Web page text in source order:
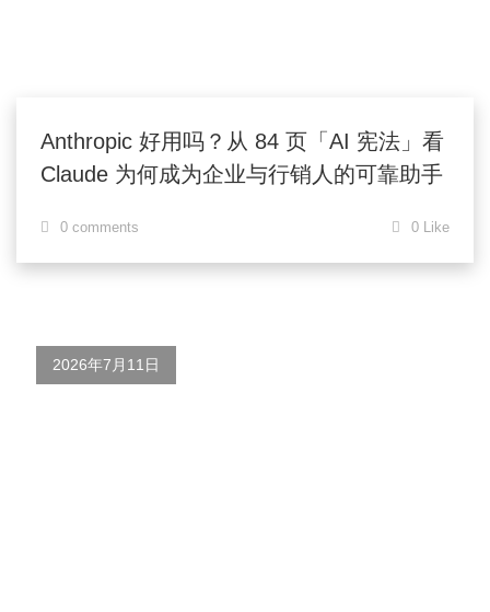
Anthropic 好用吗？从 84 页「AI 宪法」看
Claude 为何成为企业与行销人的可靠助手
0 comments 0 Like
2026年7月11日